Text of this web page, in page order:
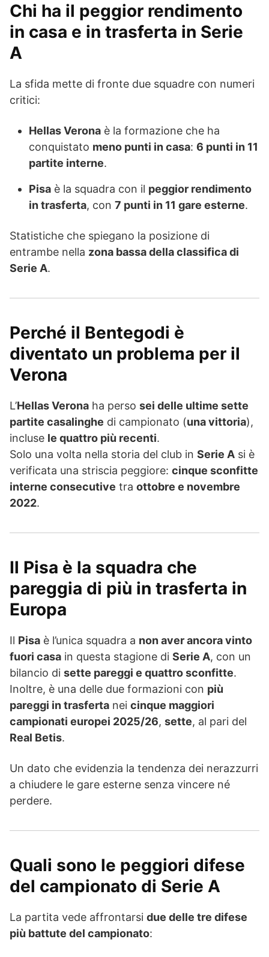
Chi ha il peggior rendimento
in casa e in trasferta in Serie
A
La sfida mette di fronte due squadre con numeri
critici:
Hellas Verona è la formazione che ha
conquistato meno punti in casa: 6 punti in 11
partite interne.
Pisa è la squadra con il peggior rendimento
in trasferta, con 7 punti in 11 gare esterne.
Statistiche che spiegano la posizione di
entrambe nella zona bassa della classifica di
Serie A.
Perché il Bentegodi è
diventato un problema per il
Verona
L’Hellas Verona ha perso sei delle ultime sette
partite casalinghe di campionato (una vittoria),
incluse le quattro più recenti.
Solo una volta nella storia del club in Serie A si è
verificata una striscia peggiore: cinque sconfitte
interne consecutive tra ottobre e novembre
2022.
Il Pisa è la squadra che
pareggia di più in trasferta in
Europa
Il Pisa è l’unica squadra a non aver ancora vinto
fuori casa in questa stagione di Serie A, con un
bilancio di sette pareggi e quattro sconfitte.
Inoltre, è una delle due formazioni con più
pareggi in trasferta nei cinque maggiori
campionati europei 2025/26, sette, al pari del
Real Betis.
Un dato che evidenzia la tendenza dei nerazzurri
a chiudere le gare esterne senza vincere né
perdere.
Quali sono le peggiori difese
del campionato di Serie A
La partita vede affrontarsi due delle tre difese
più battute del campionato: